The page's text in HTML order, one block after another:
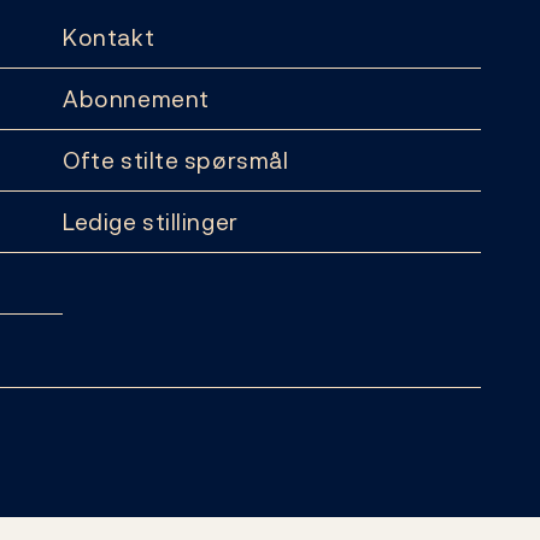
Kontakt
Abonnement
Ofte stilte spørsmål
Ledige stillinger